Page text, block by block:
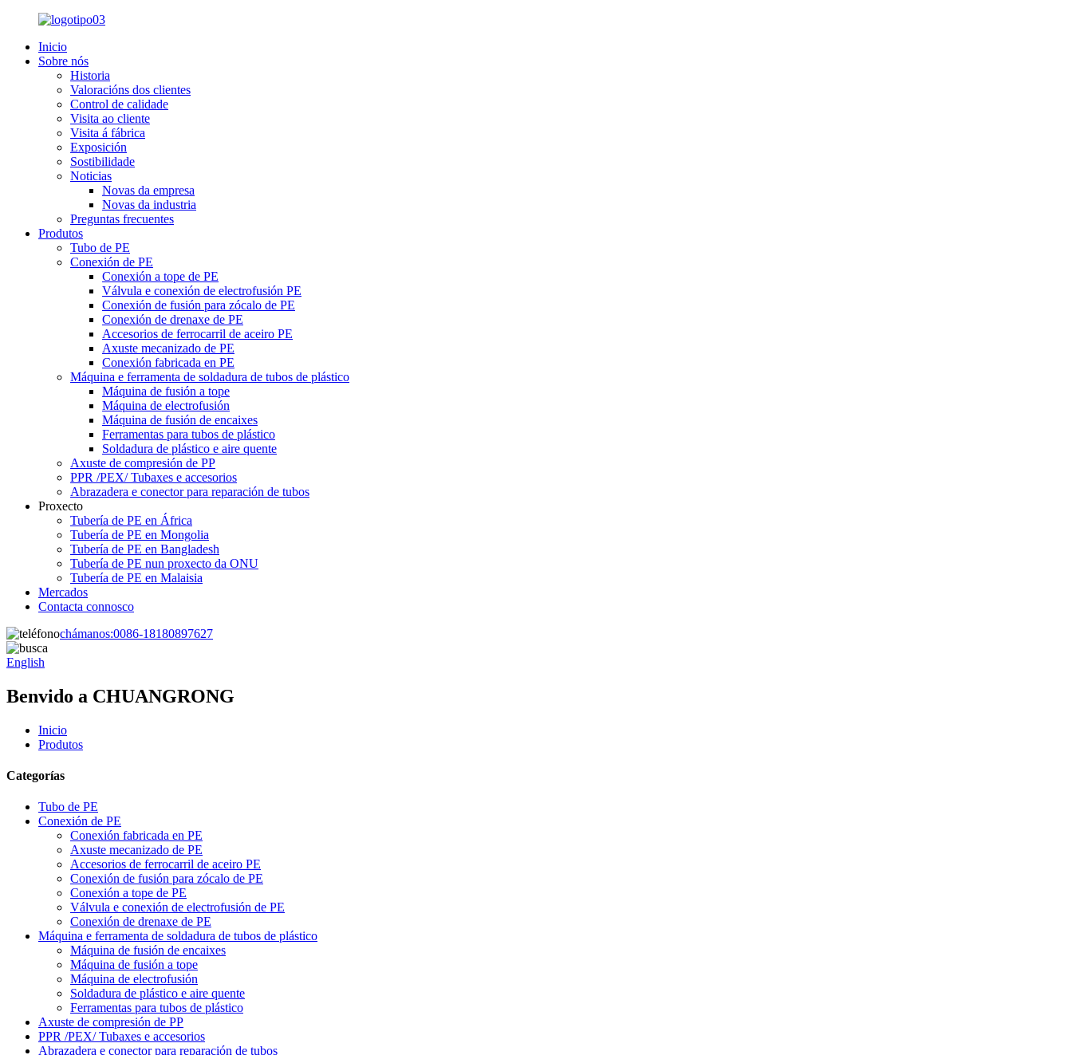
Inicio
Sobre nós
Historia
Valoracións dos clientes
Control de calidade
Visita ao cliente
Visita á fábrica
Exposición
Sostibilidade
Noticias
Novas da empresa
Novas da industria
Preguntas frecuentes
Produtos
Tubo de PE
Conexión de PE
Conexión a tope de PE
Válvula e conexión de electrofusión PE
Conexión de fusión para zócalo de PE
Conexión de drenaxe de PE
Accesorios de ferrocarril de aceiro PE
Axuste mecanizado de PE
Conexión fabricada en PE
Máquina e ferramenta de soldadura de tubos de plástico
Máquina de fusión a tope
Máquina de electrofusión
Máquina de fusión de encaixes
Ferramentas para tubos de plástico
Soldadura de plástico e aire quente
Axuste de compresión de PP
PPR /PEX/ Tubaxes e accesorios
Abrazadera e conector para reparación de tubos
Proxecto
Tubería de PE en África
Tubería de PE en Mongolia
Tubería de PE en Bangladesh
Tubería de PE nun proxecto da ONU
Tubería de PE en Malaisia
Mercados
Contacta connosco
chámanos:0086-18180897627
English
Benvido a CHUANGRONG
Inicio
Produtos
Categorías
Tubo de PE
Conexión de PE
Conexión fabricada en PE
Axuste mecanizado de PE
Accesorios de ferrocarril de aceiro PE
Conexión de fusión para zócalo de PE
Conexión a tope de PE
Válvula e conexión de electrofusión de PE
Conexión de drenaxe de PE
Máquina e ferramenta de soldadura de tubos de plástico
Máquina de fusión de encaixes
Máquina de fusión a tope
Máquina de electrofusión
Soldadura de plástico e aire quente
Ferramentas para tubos de plástico
Axuste de compresión de PP
PPR /PEX/ Tubaxes e accesorios
Abrazadera e conector para reparación de tubos